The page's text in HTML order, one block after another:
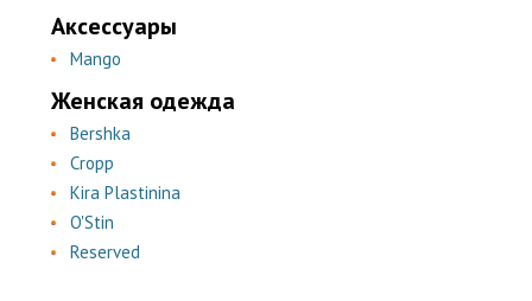
Аксессуары
Mango
Женская одежда
Bershka
Cropp
Kira Plastinina
O'Stin
Reserved